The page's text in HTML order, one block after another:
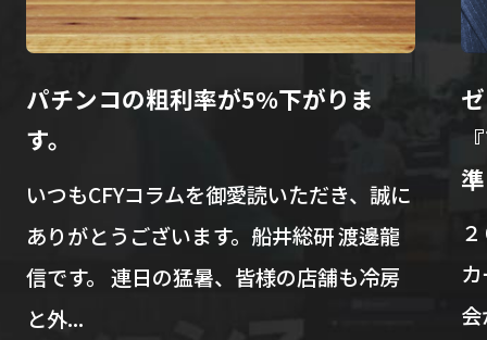
パチンコの粗利率が5%下がりま
す。
いつもCFYコラムを御愛読いただき、誠に
ありがとうございます。船井総研 渡邊龍
信です。 連日の猛暑、皆様の店舗も冷房
と外...